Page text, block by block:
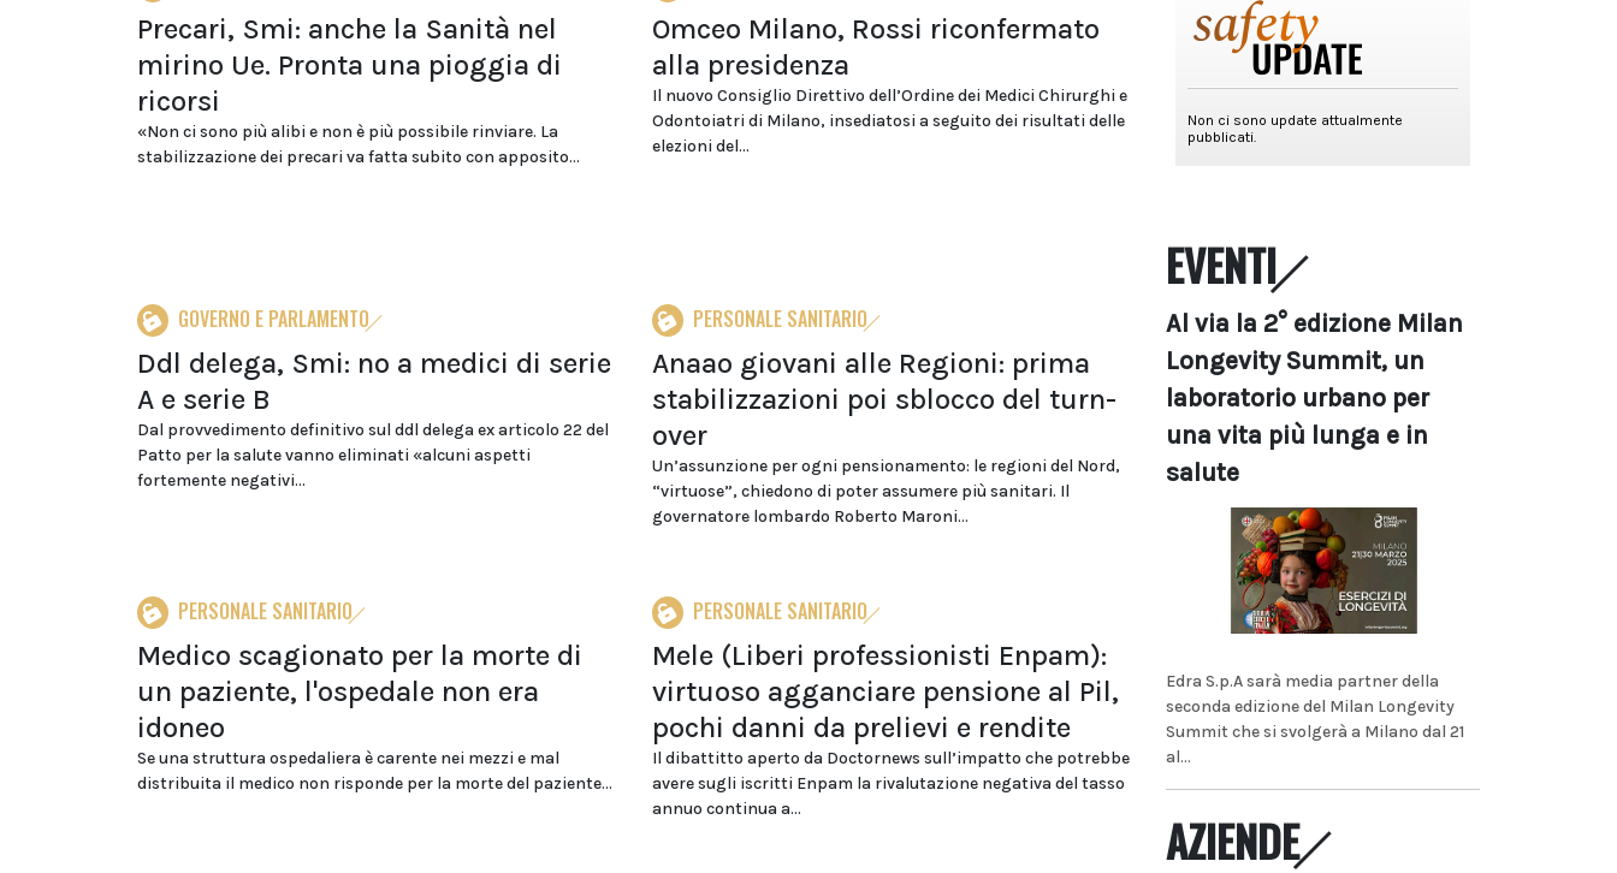
Precari, Smi: anche la Sanità nel
mirino Ue. Pronta una pioggia di
ricorsi
«Non ci sono più alibi e non è più possibile rinviare. La
stabilizzazione dei precari va fatta subito con apposito...
Omceo Milano, Rossi riconfermato
alla presidenza
Il nuovo Consiglio Direttivo dell’Ordine dei Medici Chirurghi e
Odontoiatri di Milano, insediatosi a seguito dei risultati delle
elezioni del...
GOVERNO E PARLAMENTO
Ddl delega, Smi: no a medici di serie
A e serie B
Dal provvedimento definitivo sul ddl delega ex articolo 22 del
Patto per la salute vanno eliminati «alcuni aspetti
fortemente negativi...
PERSONALE SANITARIO
Anaao giovani alle Regioni: prima
stabilizzazioni poi sblocco del turn-
over
Un’assunzione per ogni pensionamento: le regioni del Nord,
“virtuose”, chiedono di poter assumere più sanitari. Il
governatore lombardo Roberto Maroni...
PERSONALE SANITARIO
Medico scagionato per la morte di
un paziente, l'ospedale non era
idoneo
Se una struttura ospedaliera è carente nei mezzi e mal
distribuita il medico non risponde per la morte del paziente...
PERSONALE SANITARIO
Mele (Liberi professionisti Enpam):
virtuoso agganciare pensione al Pil,
pochi danni da prelievi e rendite
Il dibattitto aperto da Doctornews sull’impatto che potrebbe
avere sugli iscritti Enpam la rivalutazione negativa del tasso
annuo continua a...
EVENTI
Al via la 2° edizione Milan
Longevity Summit, un
laboratorio urbano per
una vita più lunga e in
salute
Edra S.p.A sarà media partner della
seconda edizione del Milan Longevity
Summit che si svolgerà a Milano dal 21
al...
AZIENDE